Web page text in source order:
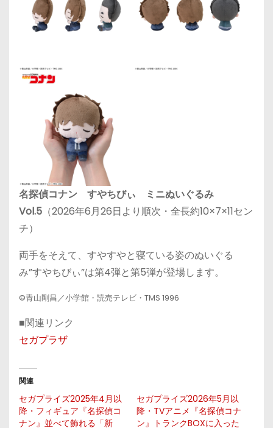
名探偵コナン すやちびぃ ミニぬいぐるみ
Vol.5 （2026年6月26日より順次・全長約10×7×11セン
チ）
両手をそえて、すやすやと寝ている姿のぬいぐる
み”すやちびぃ”は第4弾と第5弾が登場します。
©青山剛昌／小学館・読売テレビ・TMS 1996
■関連リンク
セガプラザ
関連
セガプライズ2025年4月以
降・フィギュア『名探偵コ
ナン』並べて飾れる「新
セガプライズ2026年5月以
降・TVアニメ『名探偵コナ
ン』トランクBOXに入った